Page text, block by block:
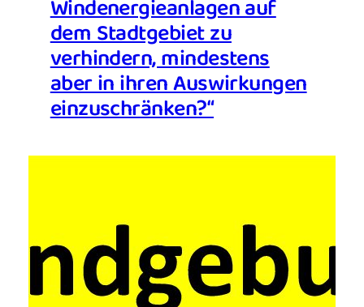
Windenergieanlagen auf
dem Stadtgebiet zu
verhindern, mindestens
aber in ihren Auswirkungen
einzuschränken?“